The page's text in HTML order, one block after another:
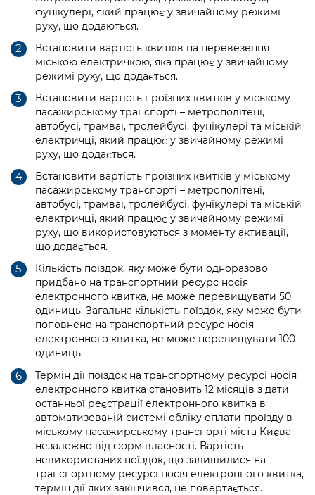
фунікулері, який працює у звичайному режимі
руху, що додаються.
Встановити вартість квитків на перевезення
міською електричкою, яка працює у звичайному
режимі руху, що додається.
Встановити вартість проїзних квитків у міському
пасажирському транспорті – метрополітені,
автобусі, трамваї, тролейбусі, фунікулері та міській
електричці, який працює у звичайному режимі
руху, що додається.
Встановити вартість проїзних квитків у міському
пасажирському транспорті – метрополітені,
автобусі, трамваї, тролейбусі, фунікулері та міській
електричці, який працює у звичайному режимі
руху, що використовуються з моменту активації,
що додається.
Кількість поїздок, яку може бути одноразово
придбано на транспортний ресурс носія
електронного квитка, не може перевищувати 50
одиниць. Загальна кількість поїздок, яку може бути
поповнено на транспортний ресурс носія
електронного квитка, не може перевищувати 100
одиниць.
Термін дії поїздок на транспортному ресурсі носія
електронного квитка становить 12 місяців з дати
останньої реєстрації електронного квитка в
автоматизованій системі обліку оплати проїзду в
міському пасажирському транспорті міста Києва
незалежно від форм власності. Вартість
невикористаних поїздок, що залишилися на
транспортному ресурсі носія електронного квитка,
термін дії яких закінчився, не повертається.